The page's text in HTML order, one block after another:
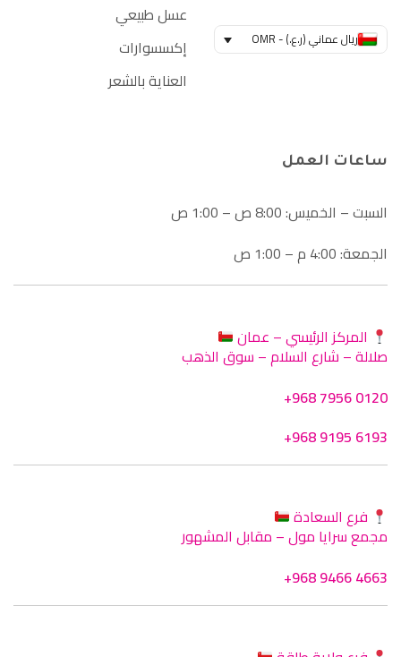
ريال عماني (ر.ع.) - OMR
عسل طبيعي
إكسسوارات
العناية بالشعر
ساعات العمل
السبت – الخميس: 8:00 ص – 1:00 ص
الجمعة: 4:00 م – 1:00 ص
المركز الرئيسي – عمان
صلالة – شارع السلام – سوق الذهب
+968 7956 0120
+968 9195 6193
فرع السعادة
مجمع سرايا مول – مقابل المشهور
+968 9466 4663